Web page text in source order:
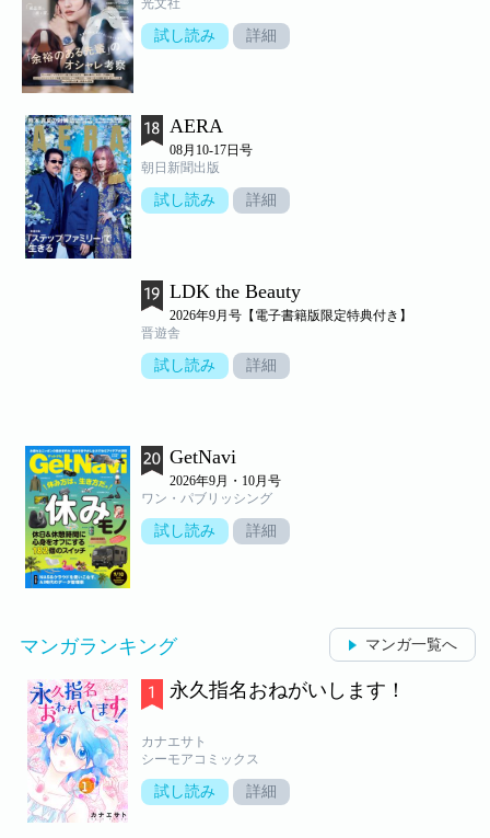
試し読み 詳細
AERA
08月10-17日号
朝日新聞出版
試し読み 詳細
LDK the Beauty
2026年9月号【電子書籍版限定特典付き】
晋遊舎
試し読み 詳細
GetNavi
2026年9月・10月号
ワン・パブリッシング
試し読み 詳細
マンガランキング マンガ一覧へ
永久指名おねがいします！
カナエサト
シーモアコミックス
試し読み 詳細